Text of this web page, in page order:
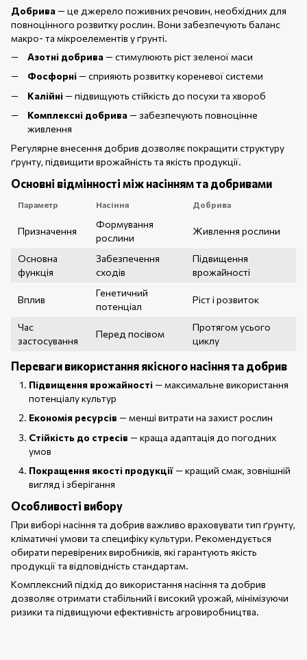
Добрива— це джерело поживних речовин, необхідних для
повноцінного розвитку рослин. Вони забезпечують баланс
макро- та мікроелементів у ґрунті.
Азотні добрива— стимулюють ріст зеленої маси
Фосфорні— сприяють розвитку кореневої системи
Калійні— підвищують стійкість до посухи та хвороб
Комплексні добрива— забезпечують повноцінне
живлення
Регулярне внесення добрив дозволяє покращити структуру
ґрунту, підвищити врожайність та якість продукції.
Основні відмінності між насінням та добривами
Параметр Насіння Добрива
Призначення
Формування
рослини
Живлення рослини
Основна
функція
Забезпечення
сходів
Підвищення
врожайності
Вплив
Генетичний
потенціал
Ріст і розвиток
Час
застосування
Перед посівом
Протягом усього
циклу
Переваги використання якісного насіння та добрив
Підвищення врожайності— максимальне використання
потенціалу культур
Економія ресурсів — менші витрати на захист рослин
Стійкість до стресів — краща адаптація до погодних
умов
Покращення якості продукції— кращий смак, зовнішній
вигляд і зберігання
Особливості вибору
При виборі насіння та добрив важливо враховувати тип ґрунту,
кліматичні умови та специфіку культури. Рекомендується
обирати перевірених виробників, які гарантують якість
продукції та відповідність стандартам.
Комплексний підхід до використання насіння та добрив
дозволяє отримати стабільний і високий урожай, мінімізуючи
ризики та підвищуючи ефективність агровиробництва.